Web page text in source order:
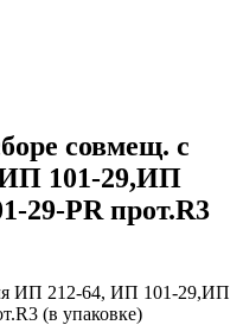
совмещ. с
101-29,ИП
29-PR прот.R3
ИП 212-64, ИП 101-29,ИП
(в упаковке)